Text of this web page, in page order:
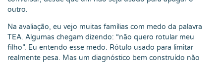
outro.
Na avaliação, eu vejo muitas famílias com medo da palavra
TEA. Algumas chegam dizendo: “não quero rotular meu
filho”. Eu entendo esse medo. Rótulo usado para limitar
realmente pesa. Mas um diagnóstico bem construído não